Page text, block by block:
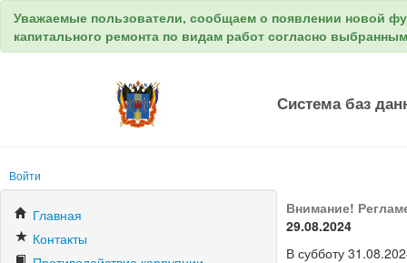
Уважаемые пользователи, сообщаем о появлении новой
капитального ремонта по видам работ согласно
Система баз
Войти
Главная
Контакты
Внимание!
29.08.2024
В субботу